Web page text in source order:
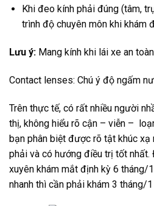
Khi đeo kính phải đúng (tâm,
trình độ chuyên môn khi khám
Lưu ý: Mang kính khi lái xe an
Contact lenses: Chú ý độ ngấm
Trên thực tế, có rất nhiều người
thị, không hiểu rõ cận – viễn –
bạn phân biệt được rõ tật khúc xạ
phải và có hướng điều trị tốt
xuyên khám mắt định kỳ 6 tháng/
nhanh thì cần phải khám 3 tháng/1